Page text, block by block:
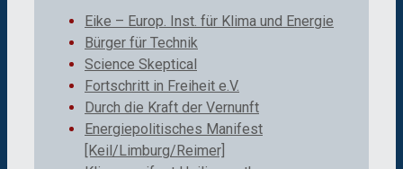
Eike – Europ. Inst. für Klima und Energie
Bürger für Technik
Science Skeptical
Fortschritt in Freiheit e.V.
Durch die Kraft der Vernunft
Energiepolitisches Manifest
[Keil/Limburg/Reimer]